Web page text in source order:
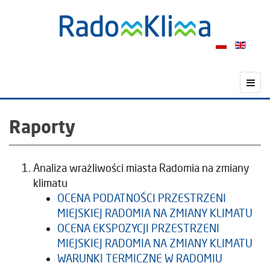
Raporty
Analiza wrażliwości miasta Radomia na zmiany
klimatu
OCENA PODATNOŚCI PRZESTRZENI
MIEJSKIEJ RADOMIA NA ZMIANY KLIMATU
OCENA EKSPOZYCJI PRZESTRZENI
MIEJSKIEJ RADOMIA NA ZMIANY KLIMATU
WARUNKI TERMICZNE W RADOMIU